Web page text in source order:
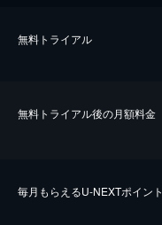
無料トライアル
無料トライアル後の⽉額料金
毎⽉もらえるU-NEXTポイント